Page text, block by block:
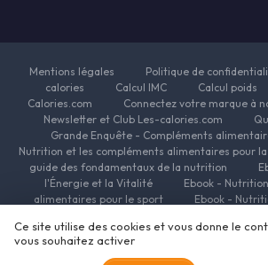
Mentions légales Politique de
calories
Calcul IMC Calcul poids
Calories.com
Connectez votre marque à
Newsletter et Club Les-calories.com
Grande Enquête - Compléments
Nutrition et les compléments alimentaires pour
guide des fondamentaux de la nutrition
l'Énergie et la Vitalité
Ebook -
alimentaires pour le sport
Ebook -
alimentaires pour la minceur
Ressources
Ce site utilise des cookies et vous donne le
vous souhaitez activer